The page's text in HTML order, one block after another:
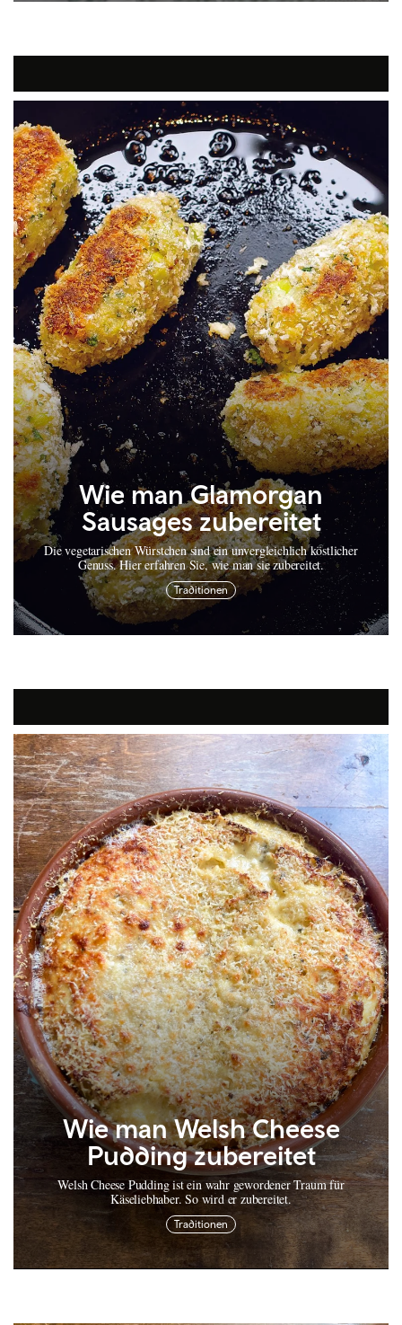
Traditionelle Faggots mit Bratensoße, sind Frikadellen auf walisische
Wie man Glamorgan
Sausages zubereitet
Die vegetarischen Würstchen sind ein unvergleichlich köstlicher
Genuss. Hier erfahren Sie, wie man sie zubereitet.
Traditionen
Wie man Teisen Nionod
(walisischen Zwiebelkuchen)
zubereitet
Einfach und lecker: Der walisische Zwiebelkuchen verleiht jedem
Abendessen einen walisischen Touch. Hier erfahren Sie, wie man ihn
Wie man Welsh Cheese
Pudding zubereitet
Welsh Cheese Pudding ist ein wahr gewordener Traum für
Käseliebhaber. So wird er zubereitet.
Traditionen